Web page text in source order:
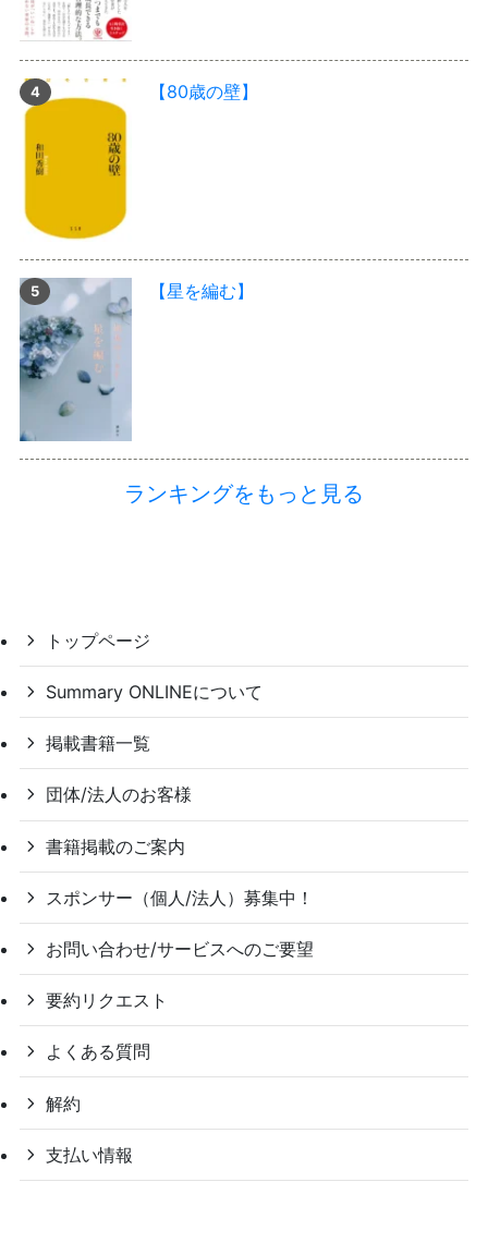
【80歳の壁】
【星を編む】
ランキングをもっと見る
トップページ
Summary ONLINEについて
掲載書籍一覧
団体/法人のお客様
書籍掲載のご案内
スポンサー（個人/法人）募集中！
お問い合わせ/サービスへのご要望
要約リクエスト
よくある質問
解約
支払い情報